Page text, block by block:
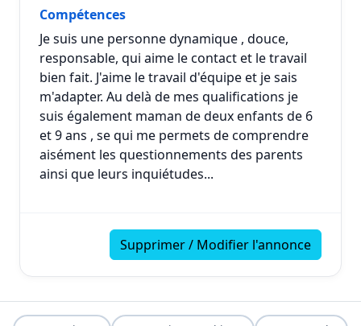
Compétences
Je suis une personne dynamique , douce,
responsable, qui aime le contact et le travail
bien fait. J'aime le travail d'équipe et je sais
m'adapter. Au delà de mes qualifications je
suis également maman de deux enfants de 6
et 9 ans , se qui me permets de comprendre
aisément les questionnements des parents
ainsi que leurs inquiétudes...
Supprimer / Modifier l'annonce